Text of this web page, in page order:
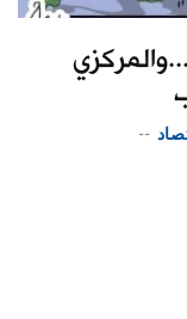
--